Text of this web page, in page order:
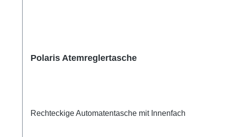
Polaris Atemreglertasche
Rechteckige Automatentasche mit Innenfach